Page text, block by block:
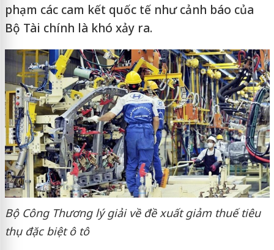
phạm các cam kết quốc tế như cảnh báo của
Bộ Tài chính là khó xảy ra.
Bộ Công Thương lý giải về đề xuất giảm thuế tiêu
thụ đặc biệt ô tô